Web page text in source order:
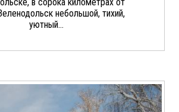
небольшой, тихий,
уютный...